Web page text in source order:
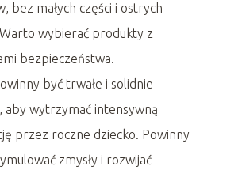
bez małych części i ostrych
wybierać produkty z
bezpieczeństwa.
być trwałe i solidnie
aby wytrzymać intensywną
przez roczne dziecko. Powinny
zmysły i rozwijać